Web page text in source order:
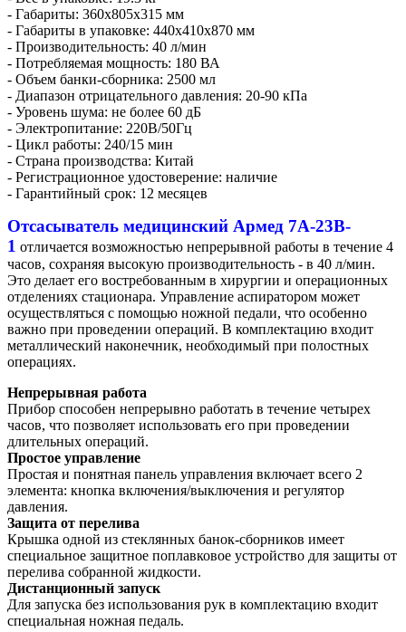
- Габариты: 360х805х315 мм
- Габариты в упаковке: 440х410х870 мм
- Производительность: 40 л/мин
- Потребляемая мощность: 180 ВА
- Объем банки-сборника: 2500 мл
- Диапазон отрицательного давления: 20-90 кПа
- Уровень шума: не более 60 дБ
- Электропитание: 220В/50Гц
- Цикл работы: 240/15 мин
- Страна производства: Китай
- Регистрационное удостоверение: наличие
- Гарантийный срок: 12 месяцев
Отсасыватель медицинский Армед 7A-23B-
1 отличается возможностью непрерывной работы в течение 4
часов, сохраняя высокую производительность - в 40 л/мин.
Это делает его востребованным в хирургии и операционных
отделениях стационара. Управление аспиратором может
осуществляться с помощью ножной педали, что особенно
важно при проведении операций. В комплектацию входит
металлический наконечник, необходимый при полостных
операциях.
Непрерывная работа
Прибор способен непрерывно работать в течение четырех
часов, что позволяет использовать его при проведении
длительных операций.
Простое управление
Простая и понятная панель управления включает всего 2
элемента: кнопка включения/выключения и регулятор
давления.
Защита от перелива
Крышка одной из стеклянных банок-сборников имеет
специальное защитное поплавковое устройство для защиты от
перелива собранной жидкости.
Дистанционный запуск
Для запуска без использования рук в комплектацию входит
специальная ножная педаль.